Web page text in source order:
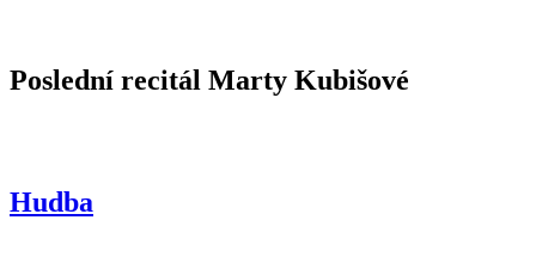
Poslední recitál Marty Kubišové
Hudba